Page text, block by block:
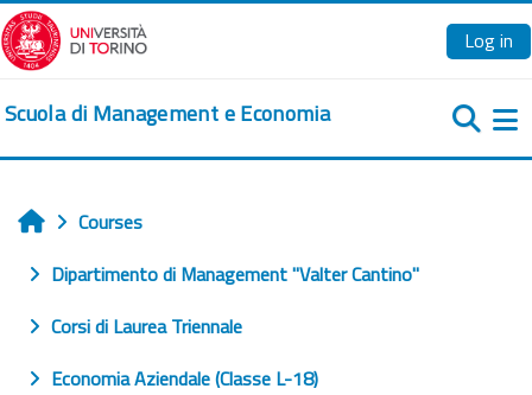
Skip to main content
Log in
Scuola di Management e Economia
Home
Courses
Dipartimento di Management "Valter Cantino"
Corsi di Laurea Triennale
Economia Aziendale (Classe L-18)